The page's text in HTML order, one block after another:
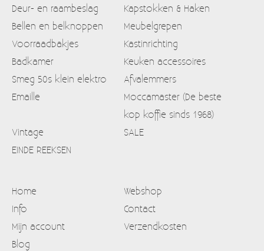
Deur- en raambeslag
Kapstokken & Haken
Bellen en belknoppen
Meubelgrepen
Voorraadbakjes
Kastinrichting
Badkamer
Keuken accessoires
Smeg 50s klein elektro
Afvalemmers
Emaille
Moccamaster (De beste
kop koffie sinds 1968)
Vintage
SALE
EINDE REEKSEN
Home
Webshop
Info
Contact
Mijn account
Verzendkosten
Blog